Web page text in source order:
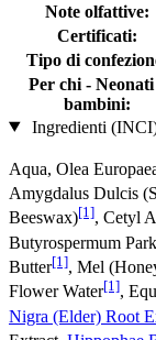
Note olfattive:
Certificati:
Tipo di
Per chi - Neonati
bambini:
Ingredienti
Aqua, Olea
Amygdalus Dulcis
Beeswax)[1], Cetyl
Butyrospermum
Butter[1], Mel
Flower Water[1],
Nigra (Elder) Root